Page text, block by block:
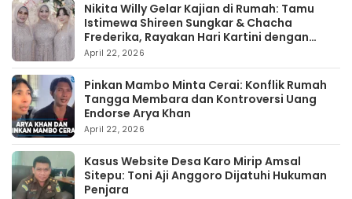
Nikita Willy Gelar Kajian di Rumah: Tamu
Istimewa Shireen Sungkar & Chacha
Frederika, Rayakan Hari Kartini dengan
Kehangatan
April 22, 2026
Pinkan Mambo Minta Cerai: Konflik Rumah
Tangga Membara dan Kontroversi Uang
Endorse Arya Khan
April 22, 2026
Kasus Website Desa Karo Mirip Amsal
Sitepu: Toni Aji Anggoro Dijatuhi Hukuman
Penjara